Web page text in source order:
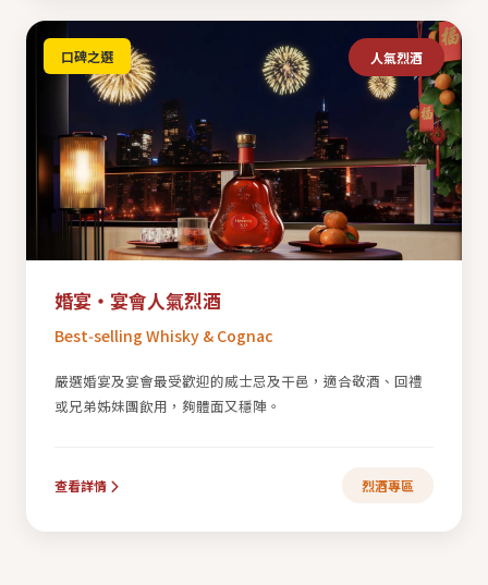
人氣烈酒
口碑之選
婚宴・宴會人氣烈酒
Best‑selling Whisky & Cognac
嚴選婚宴及宴會最受歡迎的威士忌及干邑，適合敬酒、回禮
或兄弟姊妹團飲用，夠體面又穩陣。
查看詳情 烈酒專區